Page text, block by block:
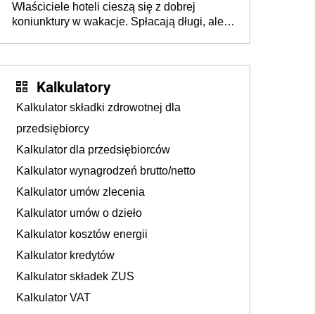
tam, gdzie wielu spędzi urlop po cichu
Właściciele hoteli cieszą się z dobrej
koniunktury w wakacje. Spłacają długi, ale
Kalkulatory
Kalkulator składki zdrowotnej dla
przedsiębiorcy
Kalkulator dla przedsiębiorców
Kalkulator wynagrodzeń brutto/netto
Kalkulator umów zlecenia
Kalkulator umów o dzieło
Kalkulator kosztów energii
Kalkulator kredytów
Kalkulator składek ZUS
Kalkulator VAT